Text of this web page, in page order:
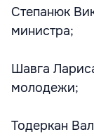
Степанюк
министра;
Шавга
молодежи;
Тодеркан